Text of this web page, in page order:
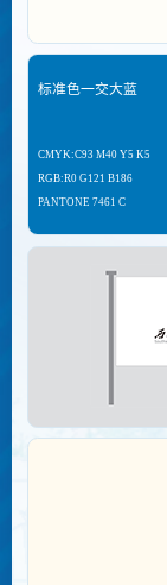
标准色一交大蓝
CMYK:C93 M40 Y5 K5
RGB:R0 G121 B186
PANTONE 7461 C